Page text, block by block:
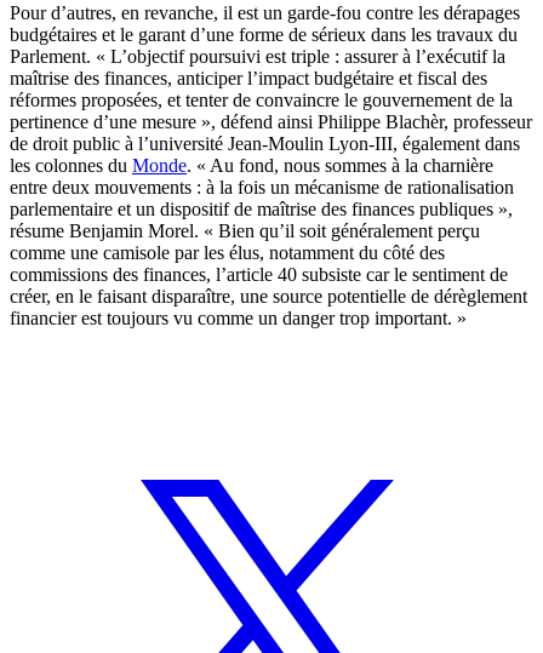
Pour d’autres, en revanche, il est un garde-fou contre les dérapages
budgétaires et le garant d’une forme de sérieux dans les travaux du
Parlement. « L’objectif poursuivi est triple : assurer à l’exécutif la
maîtrise des finances, anticiper l’impact budgétaire et fiscal des
réformes proposées, et tenter de convaincre le gouvernement de la
pertinence d’une mesure », défend ainsi Philippe Blachèr, professeur
de droit public à l’université Jean-Moulin Lyon-III, également dans
les colonnes du Monde. « Au fond, nous sommes à la charnière
entre deux mouvements : à la fois un mécanisme de rationalisation
parlementaire et un dispositif de maîtrise des finances publiques »,
résume Benjamin Morel. « Bien qu’il soit généralement perçu
comme une camisole par les élus, notamment du côté des
commissions des finances, l’article 40 subsiste car le sentiment de
créer, en le faisant disparaître, une source potentielle de dérèglement
financier est toujours vu comme un danger trop important. »